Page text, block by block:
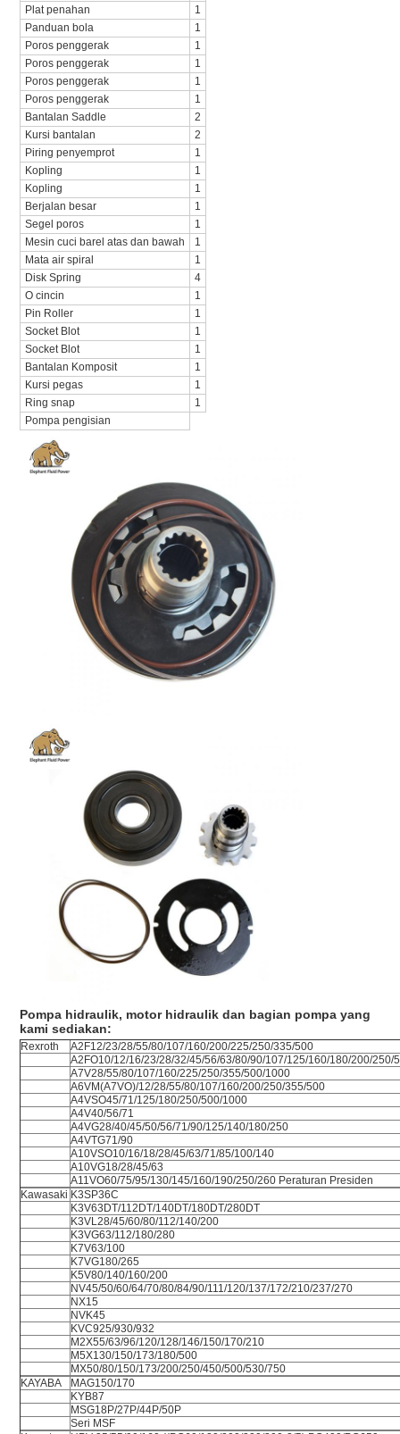
Plat penahan
1
Panduan bola
1
Poros penggerak
1
Poros penggerak
1
Poros penggerak
1
Poros penggerak
1
Bantalan Saddle
2
Kursi bantalan
2
Piring penyemprot
1
Kopling
1
Kopling
1
Berjalan besar
1
Segel poros
1
Mesin cuci barel atas dan bawah
1
Mata air spiral
1
Disk Spring
4
O cincin
1
Pin Roller
1
Socket Blot
1
Socket Blot
1
Bantalan Komposit
1
Kursi pegas
1
Ring snap
1
Pompa pengisian
Pompa hidraulik, motor hidraulik dan bagian pompa yang
kami sediakan:
Rexroth
A2F12/23/28/55/80/107/160/200/225/250/335/500
A2FO10/12/16/23/28/32/45/56/63/80/90/107/125/160/180/200/250/
A7V28/55/80/107/160/225/250/355/500/1000
A6VM(A7VO)/12/28/55/80/107/160/200/250/355/500
A4VSO45/71/125/180/250/500/1000
A4V40/56/71
A4VG28/40/45/50/56/71/90/125/140/180/250
A4VTG71/90
A10VSO10/16/18/28/45/63/71/85/100/140
A10VG18/28/45/63
A11VO60/75/95/130/145/160/190/250/260 Peraturan Presiden
Kawasaki K3SP36C
K3V63DT/112DT/140DT/180DT/280DT
K3VL28/45/60/80/112/140/200
K3VG63/112/180/280
K7V63/100
K7VG180/265
K5V80/140/160/200
NV45/50/60/64/70/80/84/90/111/120/137/172/210/237/270
NX15
NVK45
KVC925/930/932
M2X55/63/96/120/128/146/150/170/210
M5X130/150/173/180/500
MX50/80/150/173/200/250/450/500/530/750
KAYABA
MAG150/170
KYB87
MSG18P/27P/44P/50P
Seri MSF